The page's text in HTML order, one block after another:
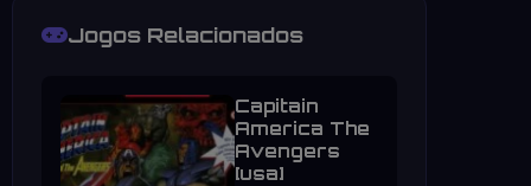
Jogos Relacionados
Capitain
America The
Avengers
[usa]